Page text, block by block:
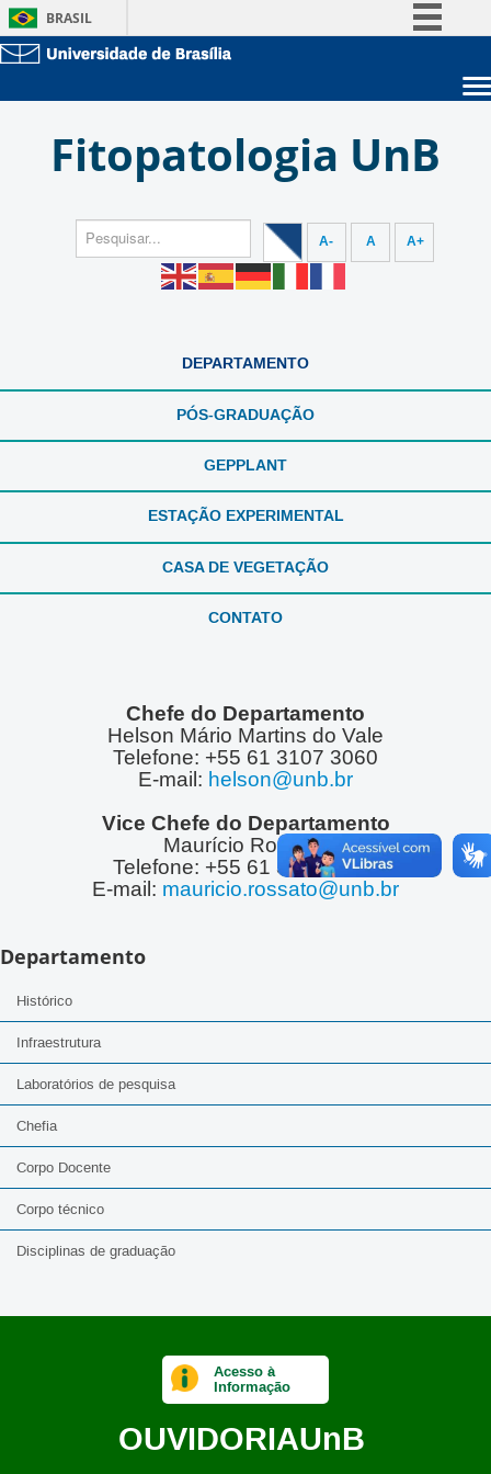
BRASIL
Acesso à informação
Canais
Unidades acadêmicas
Estude na UnB
Administração
Fitopatologia UnB
A- A A+
DEPARTAMENTO
PÓS-GRADUAÇÃO
GEPPLANT
ESTAÇÃO EXPERIMENTAL
CASA DE VEGETAÇÃO
CONTATO
Chefe do Departamento
Helson Mário Martins do Vale
Telefone: +55 61 3107 3060
E-mail: helson@unb.br
Vice Chefe do Departamento
Maurício Rossato
Telefone: +55 61 3107 3058
E-mail: mauricio.rossato@unb.br
Departamento
Histórico
Infraestrutura
Laboratórios de pesquisa
Chefia
Corpo Docente
Corpo técnico
Disciplinas de graduação
Acesso à
Informação
OUVIDORIAUnB